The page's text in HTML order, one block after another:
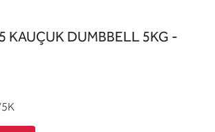
KAUÇUK DUMBBELL 5KG -